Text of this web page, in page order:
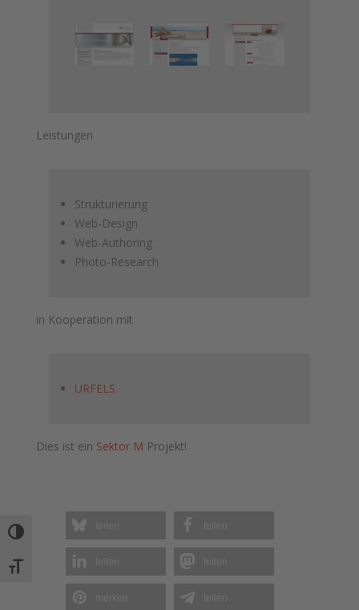
Umschalten auf hohe Kontraste
Schrift vergrößern
Leistungen
Strukturierung
Web-Design
Web-Authoring
Photo-Research
in Kooperation mit
URFELS.
Dies ist ein Sektor M Projekt!
teilen teilen
teilen teilen
teilen